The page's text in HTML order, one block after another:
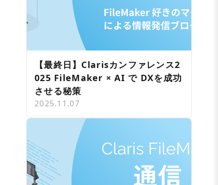
【最終日】Clarisカンファレンス2
025 FileMaker × AI で DXを成功
させる秘策
2025.11.07